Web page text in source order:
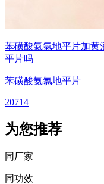
苯磺酸氨氯地平片加黄
平片吗
苯磺酸氨氯地平片
20714
为您推荐
同厂家
同功效